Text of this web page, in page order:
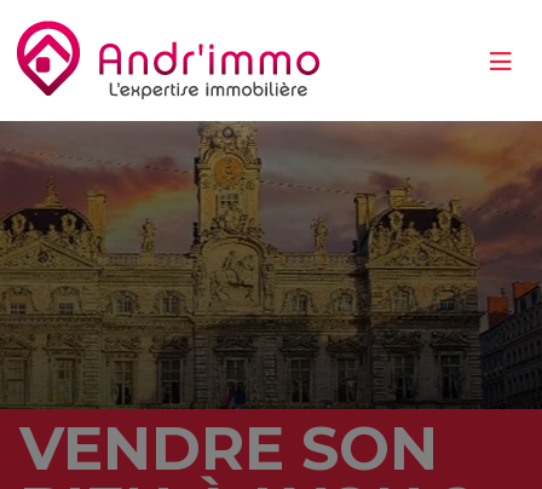
VENDRE SON
https://pixabay.com/fr/users/ben_kerckx-69781/?utm_source=link-
attribution&utm_medium=referral&utm_campaign=image&utm_content=1031832